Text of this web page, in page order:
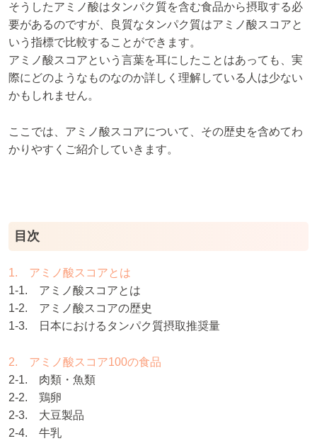
そうしたアミノ酸はタンパク質を含む食品から摂取する必
要があるのですが、良質なタンパク質はアミノ酸スコアと
いう指標で比較することができます。
アミノ酸スコアという言葉を耳にしたことはあっても、実
際にどのようなものなのか詳しく理解している人は少ない
かもしれません。
ここでは、アミノ酸スコアについて、その歴史を含めてわ
かりやすくご紹介していきます。
目次
1. アミノ酸スコアとは
1-1. アミノ酸スコアとは
1-2. アミノ酸スコアの歴史
1-3. 日本におけるタンパク質摂取推奨量
2. アミノ酸スコア100の食品
2-1. 肉類・魚類
2-2. 鶏卵
2-3. 大豆製品
2-4. 牛乳